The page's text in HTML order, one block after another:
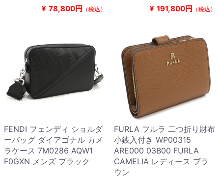
¥ 78,800円 （税込） ¥ 191,800円 （税込）
FENDI フェンディ ショルダ
ーバッグ ダイアゴナル カメ
ラケース 7M0286 AQW1
F0GXN メンズ ブラック
FURLA フルラ 二つ折り財布
小銭入付き WP00315
ARE000 03B00 FURLA
CAMELIA レディース ブラ
ウン